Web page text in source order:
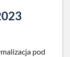
pod